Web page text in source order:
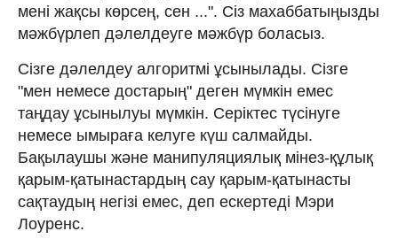
мені жақсы көрсең, сен ...". Сіз махаббатыңызды
мәжбүрлеп дәлелдеуге мәжбүр боласыз.
Сізге дәлелдеу алгоритмі ұсынылады. Сізге
"мен немесе достарың" деген мүмкін емес
таңдау ұсынылуы мүмкін. Серіктес түсінуге
немесе ымыраға келуге күш салмайды.
Бақылаушы және манипуляциялық мінез-құлық
қарым-қатынастардың сау қарым-қатынасты
сақтаудың негізі емес, деп ескертеді Мэри
Лоуренс.